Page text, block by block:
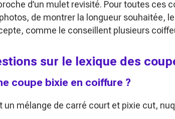
d’un mulet revisité. Pour toutes ces
de montrer la longueur souhaitée,
comme le conseillent plusieurs
sur le lexique des
coupe bixie en coiffure ?
un mélange de carré court et pixie cut,